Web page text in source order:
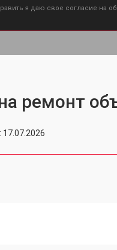
я даю свое согласие на
ремонт